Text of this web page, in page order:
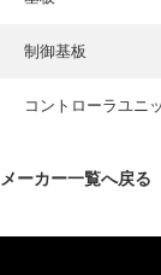
お客様インタビ
制御基板
コントローラユニ
メーカー一覧へ戻る